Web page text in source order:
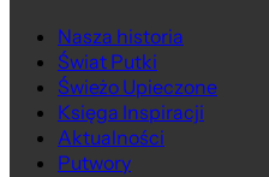
Nasza historia
Świat Putki
Świeżo Upieczone
Księga Inspiracji
Aktualności
Putwory